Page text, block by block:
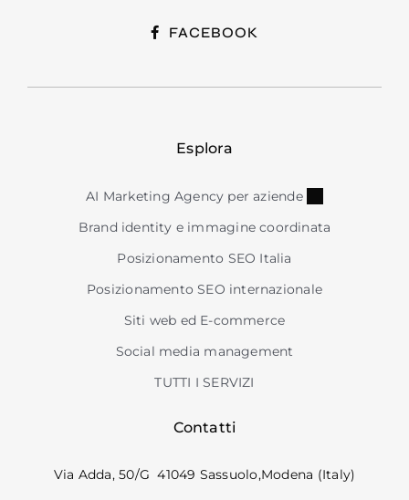
FACEBOOK
Contatti
Via Adda, 50/G 41049 Sassuolo,Modena (Italy)
Esplora
AI Marketing Agency per aziende
Brand identity e immagine coordinata
Posizionamento SEO Italia
Posizionamento SEO internazionale
Siti web ed E-commerce
Social media management
TUTTI I SERVIZI